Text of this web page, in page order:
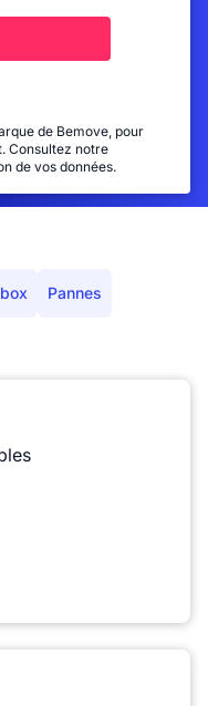
de Bemove, pour
Consultez notre
de vos données.
Pannes